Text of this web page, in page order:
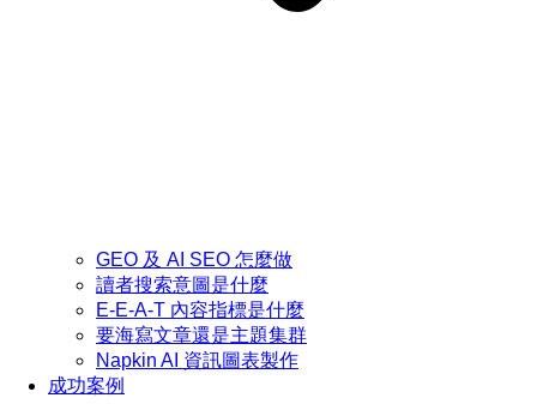
GEO 及 AI SEO 怎麼做
讀者搜索意圖是什麼
E-E-A-T 內容指標是什麼
要海寫文章還是主題集群
Napkin AI 資訊圖表製作
成功案例